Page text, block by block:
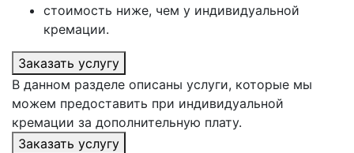
стоимость ниже, чем у индивидуальной
кремации.
Заказать услугу
В данном разделе описаны услуги, которые мы
можем предоставить при индивидуальной
кремации за дополнительную плату.
Заказать услугу